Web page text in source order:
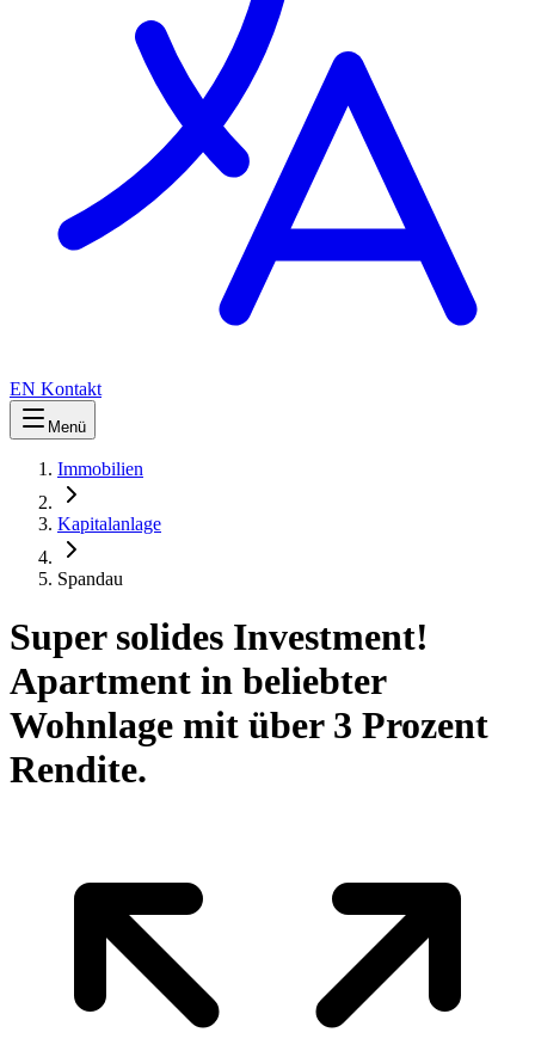
EN Kontakt
Menü
Immobilien
Kapitalanlage
Spandau
Super solides Investment!
Apartment in beliebter
Wohnlage mit über 3 Prozent
Rendite.